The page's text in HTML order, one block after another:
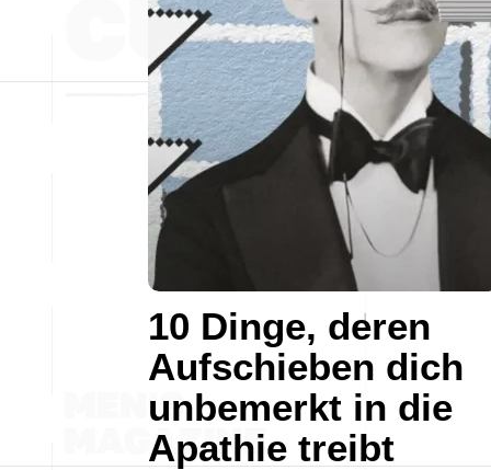
10 Dinge, deren
Aufschieben dich
unbemerkt in die
Apathie treibt